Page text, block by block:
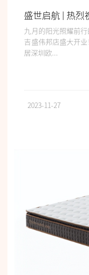
九月的阳光照耀前
吉盛伟邦店盛大开
居深圳欧...
2023-11-27